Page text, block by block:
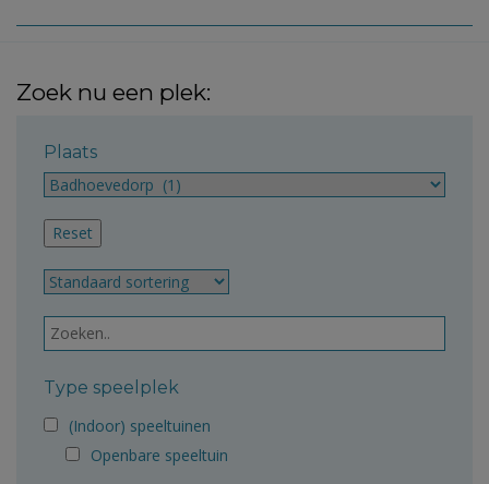
Zoek nu een plek:
Plaats
Type speelplek
(Indoor) speeltuinen
Openbare speeltuin